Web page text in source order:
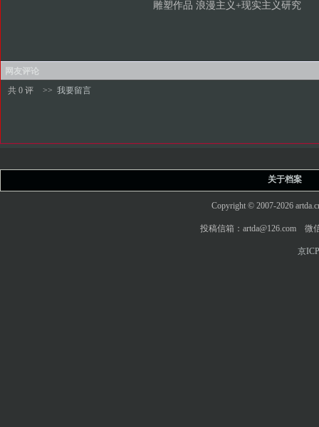
雕塑作品 浪漫主义+现实主义研究
网友评论
共 0 评
>> 我要留言
关于档案
Copyright © 2007-2026
投稿信箱：artda@126.com 微
京